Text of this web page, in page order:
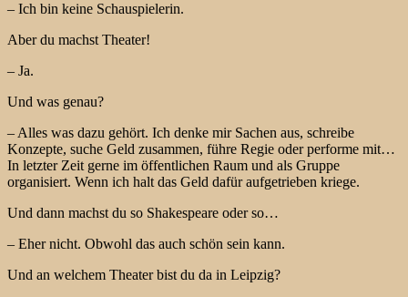
– Ich bin keine Schauspielerin.
Aber du machst Theater!
– Ja.
Und was genau?
– Alles was dazu gehört. Ich denke mir Sachen aus, schreibe
Konzepte, suche Geld zusammen, führe Regie oder performe mit…
In letzter Zeit gerne im öffentlichen Raum und als Gruppe
organisiert. Wenn ich halt das Geld dafür aufgetrieben kriege.
Und dann machst du so Shakespeare oder so…
– Eher nicht. Obwohl das auch schön sein kann.
Und an welchem Theater bist du da in Leipzig?